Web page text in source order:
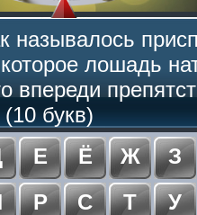
называлось
лошадь
впереди
букв)
Е Ё Ж
З
Р С Т
У